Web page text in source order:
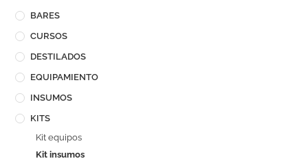
BARES
CURSOS
DESTILADOS
EQUIPAMIENTO
INSUMOS
KITS
Kit equipos
Kit insumos